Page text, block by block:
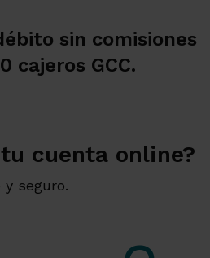
sin comisiones
cajeros GCC.
cuenta online?
y seguro.